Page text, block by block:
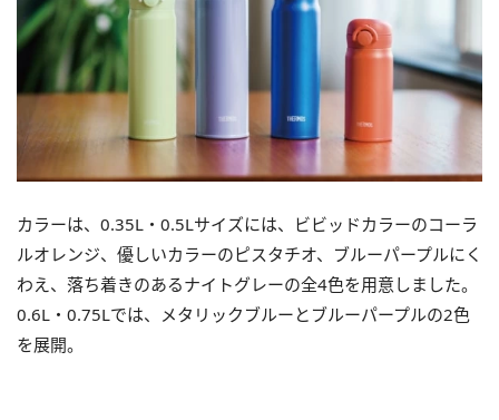
カラーは、0.35L・0.5Lサイズには、ビビッドカラーのコーラ
ルオレンジ、優しいカラーのピスタチオ、ブルーパープルにく
わえ、落ち着きのあるナイトグレーの全4色を用意しました。
0.6L・0.75Lでは、メタリックブルーとブルーパープルの2色
を展開。